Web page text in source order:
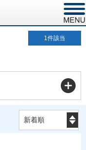
1件該当